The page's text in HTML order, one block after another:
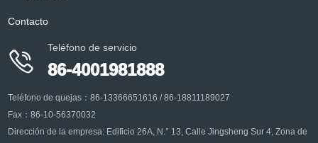
Contacto

Teléfono de servicio
86-4001981888
Teléfono de quejas：86-13366651616 / 86-18811189027
Fax：86-10-56370032
Dirección de la empresa: Edificio 26A, N.° 13, Calle Jingsheng Sur 4, Zona de